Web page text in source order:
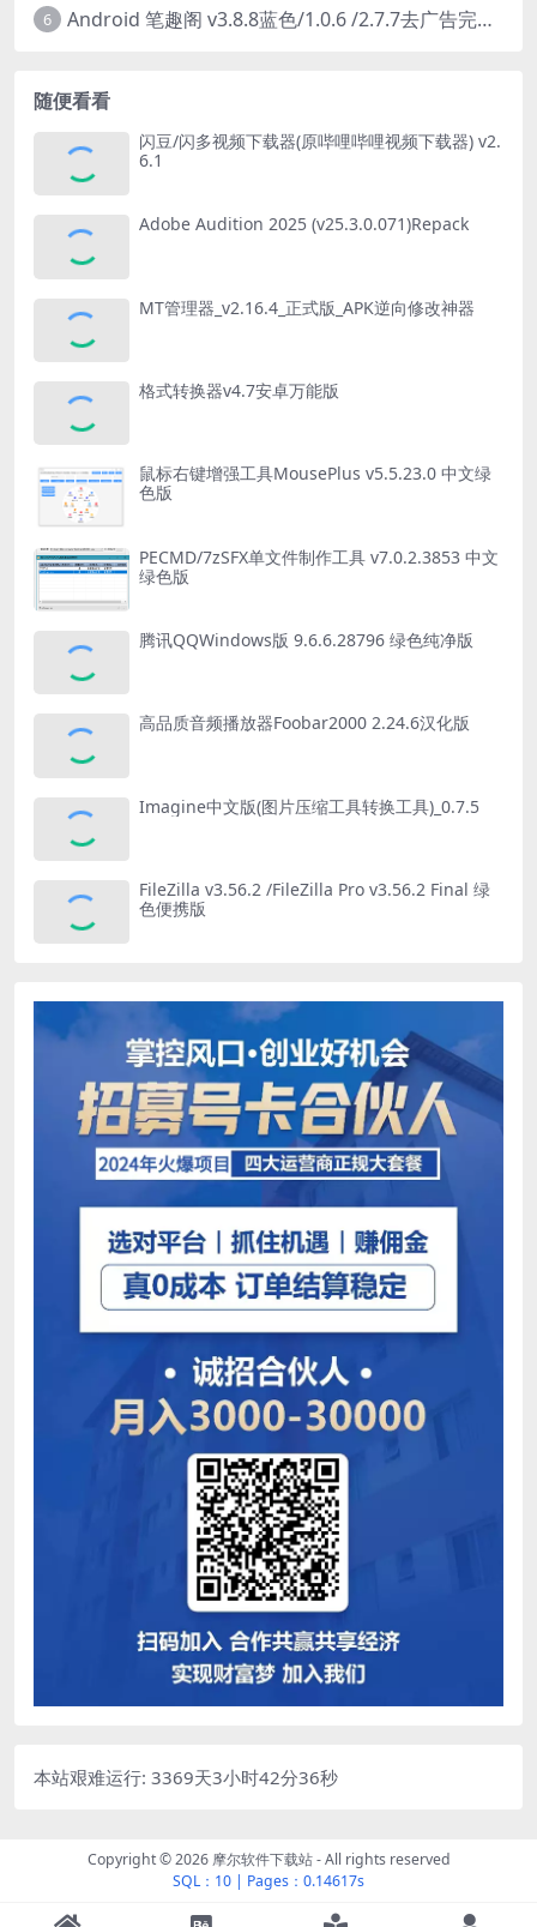
6 Android 笔趣阁 v3.8.8蓝色/1.0.6 /2.7.7去广告完美版
随便看看
闪豆/闪多视频下载器(原哔哩哔哩视频下载器) v2.
6.1
Adobe Audition 2025 (v25.3.0.071)Repack
MT管理器_v2.16.4_正式版_APK逆向修改神器
格式转换器v4.7安卓万能版
鼠标右键增强工具MousePlus v5.5.23.0 中文绿
色版
PECMD/7zSFX单文件制作工具 v7.0.2.3853 中文
绿色版
腾讯QQWindows版 9.6.6.28796 绿色纯净版
高品质音频播放器Foobar2000 2.24.6汉化版
Imagine中文版(图片压缩工具转换工具)_0.7.5
FileZilla v3.56.2 /FileZilla Pro v3.56.2 Final 绿
色便携版
本站艰难运行: 3369天3小时42分36秒
Copyright © 2026 摩尔软件下载站- All rights reserved
SQL：10 | Pages：0.14617s